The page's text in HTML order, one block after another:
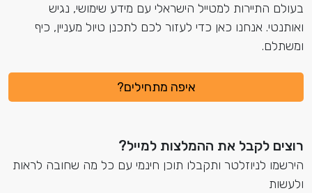
בעולם התיירות למטייל הישראלי עם מידע שימושי, נגיש
ואותנטי. אנחנו כאן כדי לעזור לכם לתכנן טיול מעניין, כיף
ומשתלם.
איפה מתחילים?
רוצים לקבל את ההמלצות למייל?
הירשמו לניוזלטר ותקבלו תוכן חינמי עם כל מה שחובה לראות
ולעשות